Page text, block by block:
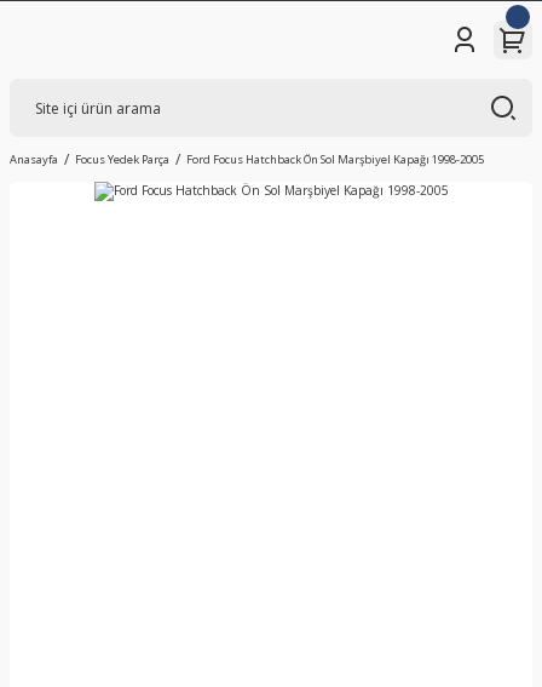
Anasayfa Focus Yedek Parça Ford Focus Hatchback Ön Sol Marşbiyel Kapağı 1998-2005